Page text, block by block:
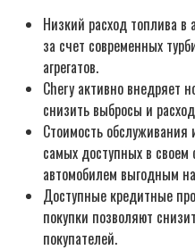
Низкий расход топлива в
за счет современных
агрегатов.
Chery активно внедряет
снизить выбросы и
Стоимость обслуживания
самых доступных в своем
автомобилем выгодным
Доступные кредитные
покупки позволяют
покупателей.